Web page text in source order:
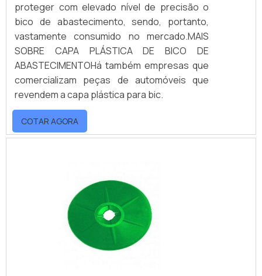
proteger com elevado nível de precisão o
bico de abastecimento, sendo, portanto,
vastamente consumido no mercado.MAIS
SOBRE CAPA PLÁSTICA DE BICO DE
ABASTECIMENTOHá também empresas que
comercializam peças de automóveis que
revendem a capa plástica para bic.
COTAR AGORA